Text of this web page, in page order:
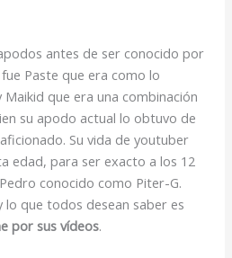
antes de ser conocido por
Paste que era como lo
que era una combinación
su apodo actual lo obtuvo de
Su vida de youtuber
edad, para ser exacto a los 12
conocido como Piter-G.
que todos desean saber es
por sus vídeos.